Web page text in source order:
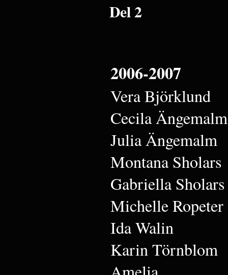
Del 2
2006-2007
Vera Björklund
Cecila Ängemalm
Julia Ängemalm
Montana Sholars
Gabriella Sholars
Michelle Ropeter
Ida Walin
Karin Törnblom